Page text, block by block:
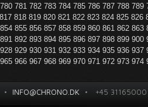
780 781 782 783 784 785 786 787 788 789
817 818 819 820 821 822 823 824 825 826
854 855 856 857 858 859 860 861 862 863
891 892 893 894 895 896 897 898 899 900
928 929 930 931 932 933 934 935 936 937
965 966 967 968 969 970 971 972 973 974
• INFO@CHRONO.DK • +45 31165000